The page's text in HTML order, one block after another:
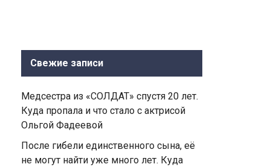
Свежие записи
Медсестра из «СОЛДАТ» спустя 20 лет.
Куда пропала и что стало с актрисой
Ольгой Фадеевой
После гибели единственного сына, её
не могут найти уже много лет. Куда